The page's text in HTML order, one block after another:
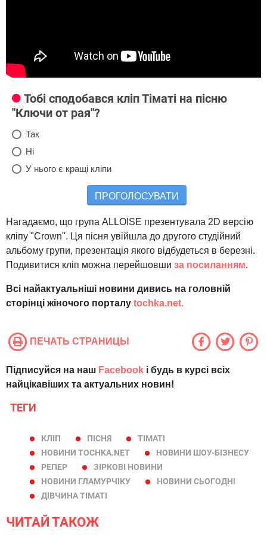
Тобі сподобався кліп Тіматі на пісню
"Ключи от рая"?
Так
Ні
У нього є кращі кліпи
ПРОГОЛОСУВАТИ
Нагадаємо, що група ALLOISE презентувала 2D версію
кліпу "Crown". Ця пісня увійшла до другого студійний
альбому групи, презентація якого відбудеться в березні.
Подивитися кліп можна перейшовши за посиланням.
Всі найактуальніші новини дивись на головній
сторінці жіночого порталу tochka.net.
ПЕЧАТЬ СТРАНИЦЫ
Підписуйся на наш Facebook і будь в курсі всіх
найцікавіших та актуальних новин!
ТЕГИ
КЛІП ПІСНЯ
ТІМАТІ
НОВИНИ TOCHKA.NET
НОВИНИ ШОУ-БІЗНЕСУ
РЕПЕР
ЗІРКОВІ НОВИНИ
НОВИНИ ГЛАМУРЧІКУ
НОВИНИ СЬОГОДНІ
ДІВЧИНА ТІМАТІ
ЧИТАЙ ТАКОЖ